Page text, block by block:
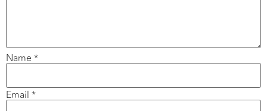
Name *
Email *